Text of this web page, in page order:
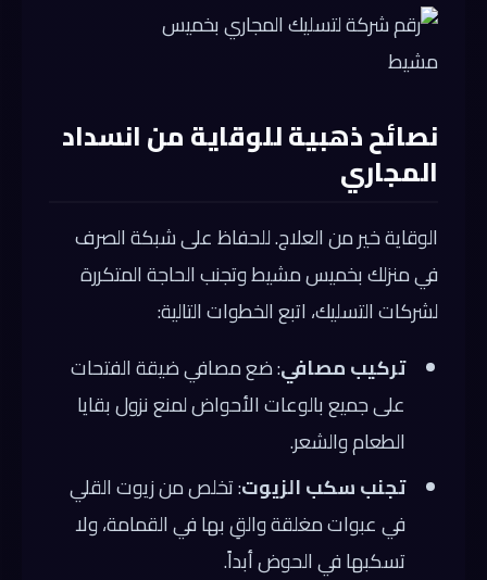
نصائح ذهبية للوقاية من انسداد
المجاري
الوقاية خير من العلاج. للحفاظ على شبكة الصرف
في منزلك بخميس مشيط وتجنب الحاجة المتكررة
لشركات التسليك، اتبع الخطوات التالية:
تركيب مصافي: ضع مصافي ضيقة الفتحات
على جميع بالوعات الأحواض لمنع نزول بقايا
الطعام والشعر.
تجنب سكب الزيوت: تخلص من زيوت القلي
في عبوات مغلقة والقِ بها في القمامة، ولا
تسكبها في الحوض أبداً.